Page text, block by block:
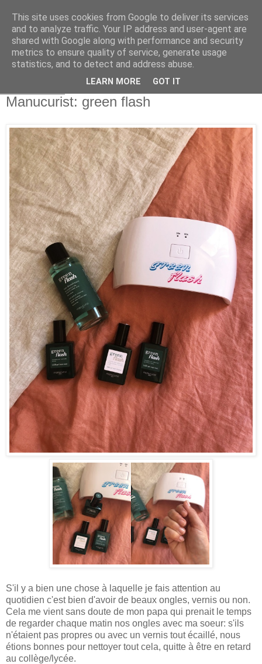
Manucurist: green flash
S'il y a bien une chose à laquelle je fais attention au
quotidien c'est bien d'avoir de beaux ongles, vernis ou non.
Cela me vient sans doute de mon papa qui prenait le temps
de regarder chaque matin nos ongles avec ma soeur: s'ils
n'étaient pas propres ou avec un vernis tout écaillé, nous
étions bonnes pour nettoyer tout cela, quitte à être en retard
au collège/lycée.
This site uses cookies from Google to deliver its services
and to analyze traffic. Your IP address and user-agent are
shared with Google along with performance and security
metrics to ensure quality of service, generate usage
statistics, and to detect and address abuse.
LEARN MORE GOT IT